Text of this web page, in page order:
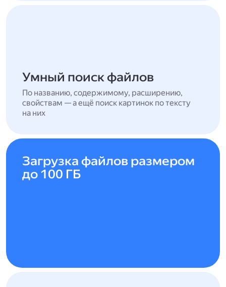
Умный поиск файлов
По названию, содержимому, расширению,
свойствам — а ещё поиск картинок по тексту
на них
Загрузка файлов размером
до 100 ГБ